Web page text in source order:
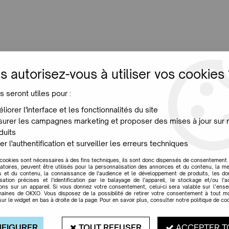
LUMINAIRES JARDIN MAISON PROMO
de la marque
48H
RETRAIT EN
autorisez-vous à utiliser vos cookies
seront utiles pour :
l'interface et les fonctionnalités du site
les campagnes marketing et proposer des mises à jour sur
l'authentification et surveiller les erreurs techniques
sont nécessaires à des fins techniques, ils sont donc dispensés de consentement.
peuvent être utilisés pour la personnalisation des annonces et du contenu, la
et du contenu, la connaissance de l'audience et le développement de produits, les
précises et l'identification par le balayage de l'appareil, le stockage et/ou
sur un appareil. Si vous donnez votre consentement, celui-ci sera valable sur
de OKXO. Vous disposez de la possibilité de retirer votre consentement à tout
le widget en bas à droite de la page. Pour en savoir plus, consulter notre politique de